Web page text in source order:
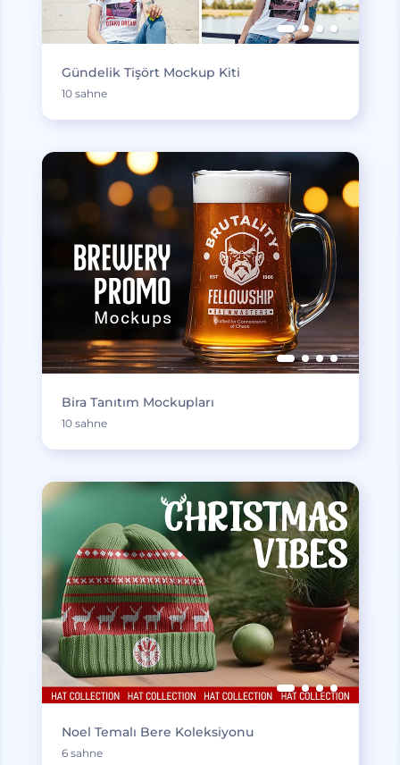
Gündelik Tişört Mockup Kiti
10 sahne
Bira Tanıtım Mockupları
10 sahne
Noel Temalı Bere Koleksiyonu
6 sahne